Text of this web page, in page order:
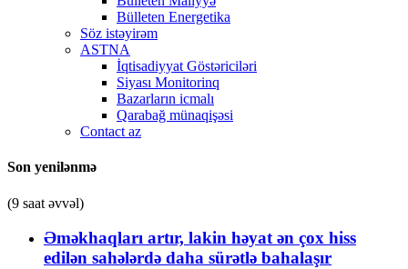
Bülleten Energetika
Söz istəyirəm
ASTNA
İqtisadiyyat Göstəriciləri
Siyası Monitorinq
Bazarların icmalı
Qarabağ münaqişəsi
Contact az
Son yenilənmə
(9 saat əvvəl)
Əməkhaqları artır, lakin həyat ən çox hiss
edilən sahələrdə daha sürətlə bahalaşır